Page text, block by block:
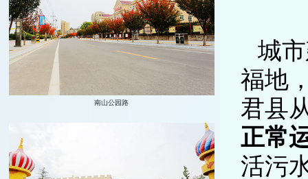
城
福地
君县
正常
活污